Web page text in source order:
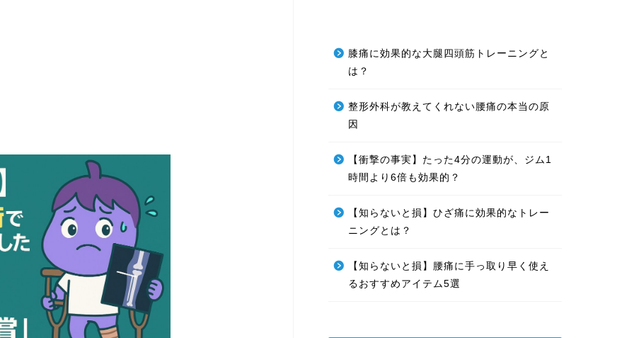
膝痛に効果的な大腿四頭筋トレーニングと
は？
整形外科が教えてくれない腰痛の本当の原
因
【衝撃の事実】たった4分の運動が、ジム1
時間より6倍も効果的？
【知らないと損】ひざ痛に効果的なトレー
ニングとは？
【知らないと損】腰痛に手っ取り早く使え
るおすすめアイテム5選